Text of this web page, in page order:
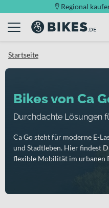
Regional
Startseite
Bikes von Ca
Durchdachte Lösungen
Ca Go steht für moderne E-
und Stadtleben. Hier findest
flexible Mobilität im urbanen